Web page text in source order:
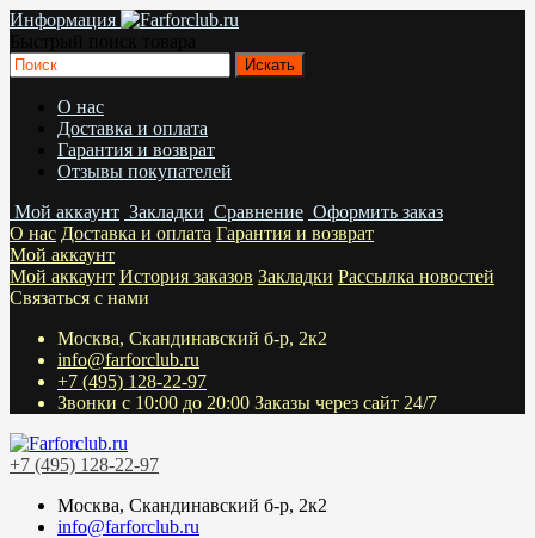
Информация
О нас
Доставка и оплата
Гарантия и возврат
Отзывы покупателей
Мой аккаунт Закладки Сравнение Оформить заказ
О нас Доставка и оплата Гарантия и возврат
Мой аккаунт
Мой аккаунт История заказов Закладки Рассылка новостей
Связаться с нами
Москва, Скандинавский б-р, 2к2
info@farforclub.ru
+7 (495) 128-22-97
Звонки c 10:00 до 20:00 Заказы через сайт 24/7
+7 (495) 128-22-97
Москва, Скандинавский б-р, 2к2
info@farforclub.ru